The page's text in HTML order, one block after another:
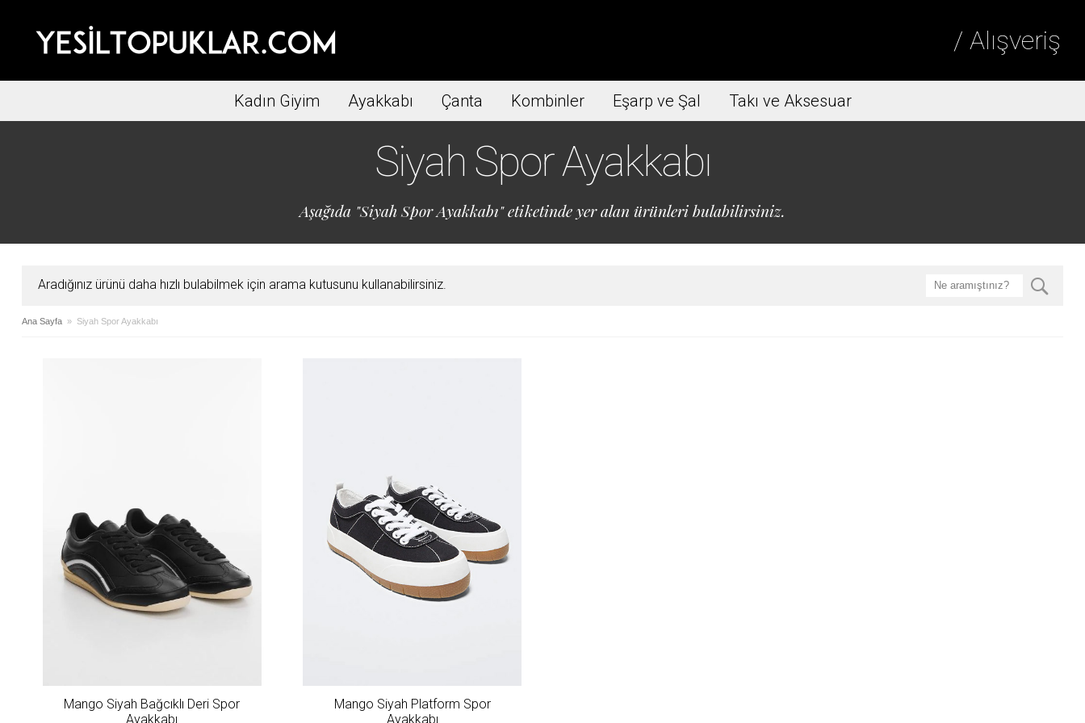
/ Alışveriş
Kadın Giyim Ayakkabı Çanta Kombinler Eşarp ve Şal Takı ve Aksesuar
Siyah Spor Ayakkabı
Aşağıda "Siyah Spor Ayakkabı" etiketinde yer alan ürünleri bulabilirsiniz.
Aradığınız ürünü daha hızlı bulabilmek için arama kutusunu kullanabilirsiniz.
Ana Sayfa» Siyah Spor Ayakkabı
Mango Siyah Bağcıklı Deri Spor
Ayakkabı
Mango Siyah Platform Spor
Ayakkabı